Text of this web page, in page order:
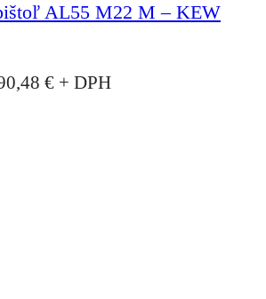
AL55 M22 M – KEW
€ + DPH